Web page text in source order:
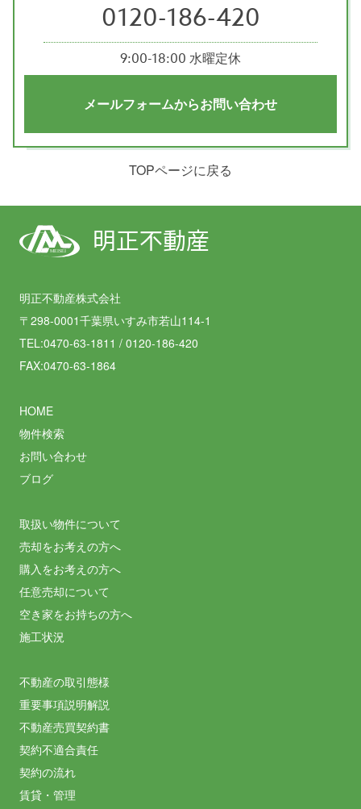
0120-186-420
9:00-18:00 水曜定休
メールフォームからお問い合わせ
TOPページに戻る
MEISEI 明正不動産
明正不動産株式会社
〒298-0001千葉県いすみ市若山114-1
TEL:0470-63-1811 / 0120-186-420
FAX:0470-63-1864
HOME
物件検索
お問い合わせ
ブログ
取扱い物件について
売却をお考えの方へ
購入をお考えの方へ
任意売却について
空き家をお持ちの方へ
施工状況
不動産の取引態様
重要事項説明解説
不動産売買契約書
契約不適合責任
契約の流れ
賃貸・管理